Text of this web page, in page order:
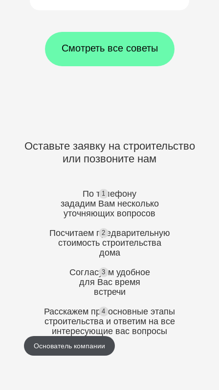
Смотреть все советы
Оставьте заявку на строительство
или позвоните нам
1
По телефону
зададим Вам несколько
уточняющих вопросов
2
Посчитаем предварительную
стоимость строительства
дома
3
Согласуем удобное
для Вас время
встречи
4
Расскажем про основные этапы
строительства и ответим на все
интересующие вас вопросы
Основатель компании